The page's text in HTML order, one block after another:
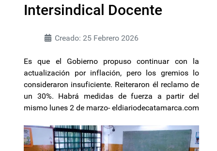
Intersindical Docente
Creado: 25 Febrero 2026
Es que el Gobierno propuso continuar con la
actualización por inflación, pero los gremios lo
consideraron insuficiente. Reiteraron él reclamo de
un 30%. Habrá medidas de fuerza a partir del
mismo lunes 2 de marzo- eldiariodecatamarca.com